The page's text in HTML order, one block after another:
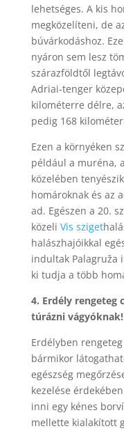
lehetséges. A kis
megközelíteni, de
búvárkodáshoz.
nyáron sem lesz
szárazföldtől
Adriai-tenger
kilométerre délre,
pedig 168
Ezen a környéken
például a muréna,
közelében
homároknak és az
ad. Egészen a 20.
közeli Vis sziget
halászhajóikkal
indultak Palagruža
ki tudja a több
4. Erdély rengeteg
túrázni vágyóknak!
Erdélyben
bármikor
egészség
kezelése
inni egy kénes
mellette kialakított